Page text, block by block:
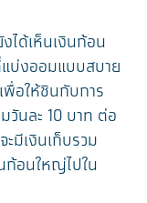
ได้เห็นเงินก้อน
แบ่งออมแบบสบาย
พื่อให้ชินกับการ
วันละ 10 บาท ต่อ
มีเงินเก็บรวม
ก้อนใหญ่ไปใน